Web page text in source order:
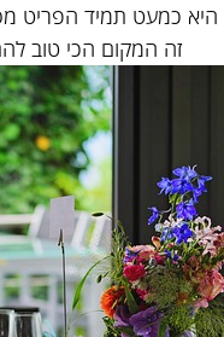
היא כמעט תמיד הפריט
זה המקום הכי טוב